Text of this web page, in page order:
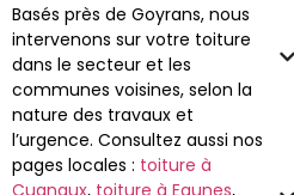
Basés près de Goyrans, nous
intervenons sur votre toiture
dans le secteur et les
communes voisines, selon la
nature des travaux et
l’urgence. Consultez aussi nos
pages locales : toiture à
Cugnaux, toiture à Eaunes,